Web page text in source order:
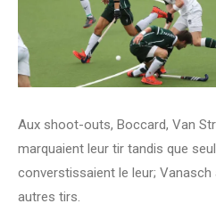
Aux shoot-outs, Boccard, Van
marquaient leur tir tandis que
converstissaient le leur;
autres tirs.